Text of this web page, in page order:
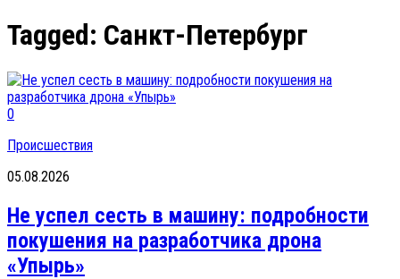
Tagged: Санкт-Петербург
0
Происшествия
05.08.2026
Не успел сесть в машину: подробности
покушения на разработчика дрона
«Упырь»